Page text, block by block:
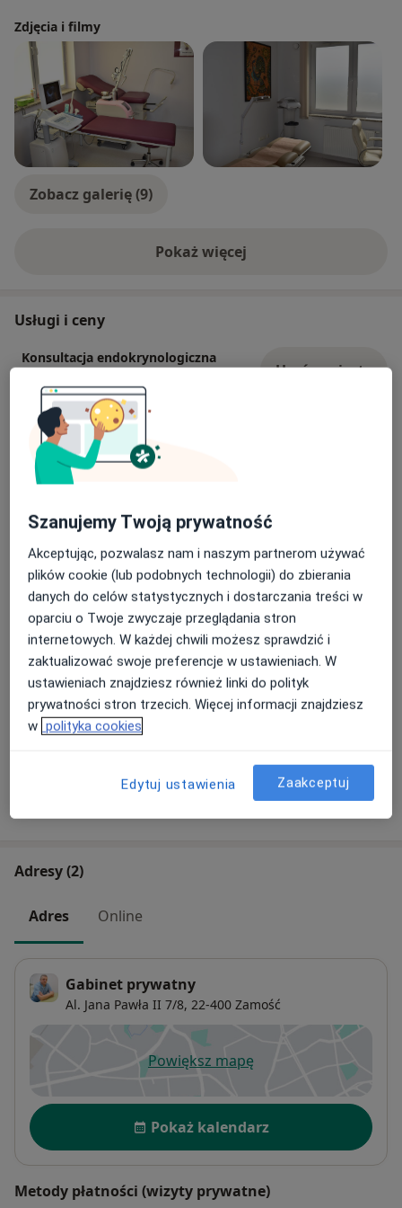
Zdjęcia i filmy
Zobacz galerię (9)
Pokaż więcejo doświadczeniu
Usługi i ceny
Konsultacja endokrynologiczna
Umów wizytę
Konsultacja ginekologiczna
200 zł Szczegóły
cytologia
230 zł Szczegóły
Konsultacja online
200 zł Szczegóły
Konsultacja z zakresu ginekologii
estetycznej
200 zł Szczegóły
Umów wizytę
Adresy (2)
Adres Online
Gabinet prywatny
Al. Jana Pawła II 7/8, 22-400 Zamość
Powiększ mapęotwiera się w nowej karcie
Dostępność
Pokaż kalendarz
Metody płatności (wizyty prywatne)
Szanujemy Twoją prywatność
Akceptując, pozwalasz nam i naszym partnerom używać
plików cookie (lub podobnych technologii) do zbierania
danych do celów statystycznych i dostarczania treści w
oparciu o Twoje zwyczaje przeglądania stron
internetowych. W każdej chwili możesz sprawdzić i
zaktualizować swoje preferencje w ustawieniach. W
ustawieniach znajdziesz również linki do polityk
prywatności stron trzecich. Więcej informacji znajdziesz
w polityka cookies
Edytuj ustawienia Zaakceptuj